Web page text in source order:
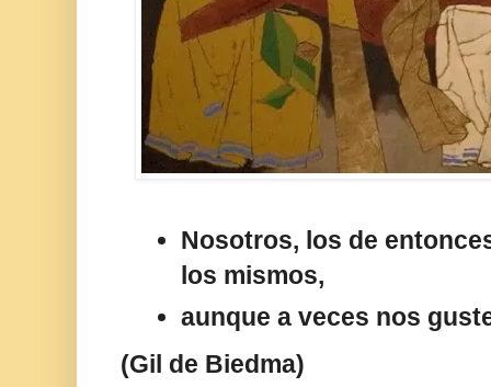
Nosotros, los de
los mismos,
aunque a veces nos
(Gil de Biedma)